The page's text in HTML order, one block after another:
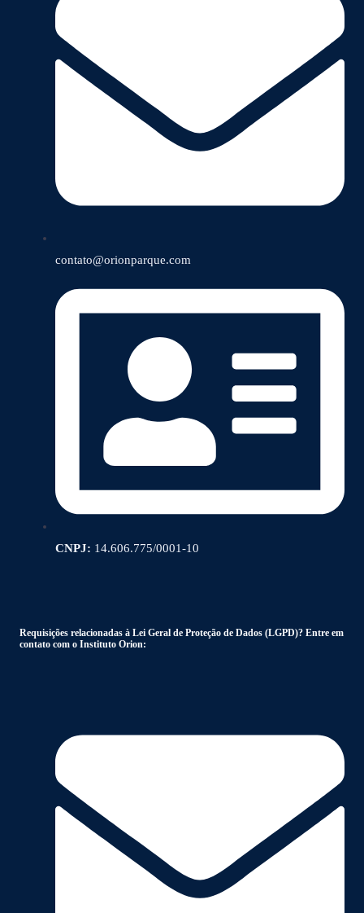
contato@orionparque.com
CNPJ: 14.606.775/0001-10
Requisições relacionadas à Lei Geral de Proteção de Dados (LGPD)? Entre em
contato com o Instituto Orion: